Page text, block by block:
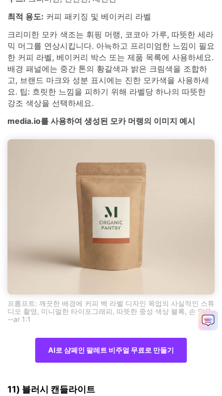
최적 용도: 커피 패키징 및 베이커리 라벨
크리미한 모카 색조는 휘핑 머랭, 코코아 가루, 따뜻한 세라
믹 머그를 연상시킵니다. 아늑하고 프리미엄한 느낌이 필요
한 커피 라벨, 베이커리 박스 또는 제품 목록에 사용하세요.
배경 패널에는 중간 톤의 황갈색과 밝은 크림색을 조합하
고, 브랜드 마크와 성분 표시에는 진한 모카색을 사용하세
요. 팁: 흐릿한 느낌을 피하기 위해 라벨당 하나의 따뜻한
강조 색상을 선택하세요.
media.io를 사용하여 생성된 모카 머랭의 이미지 예시
프롬프트: 깨끗한 배경에 커피 백 라벨 디자인 목업의 사실적인 스튜
디오 촬영, 미니멀한 타이포그래피, 따뜻한 중성 색상 블록, 손 없음
--ar 1:1
AI로 샴페인 팔레트 비주얼 무료로 만들기
11) 블러시 캔들라이트